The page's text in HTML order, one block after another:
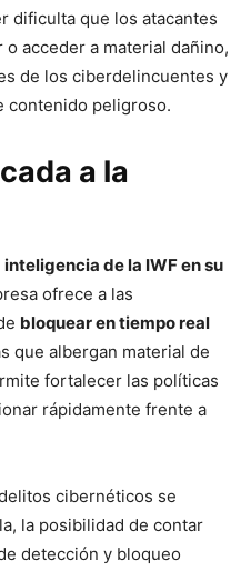
dificulta que los atacantes
acceder a material dañino,
de los ciberdelincuentes y
contenido peligroso.
a la
de la IWF en su
ofrece a las
bloquear en tiempo real
que albergan material de
fortalecer las políticas
rápidamente frente a
cibernéticos se
la posibilidad de contar
detección y bloqueo